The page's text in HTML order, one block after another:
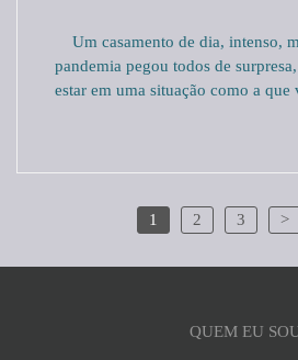
Um casamento de dia, intenso,
pandemia pegou todos de
estar em uma situação como a que
1 2 3 >
QUEM EU